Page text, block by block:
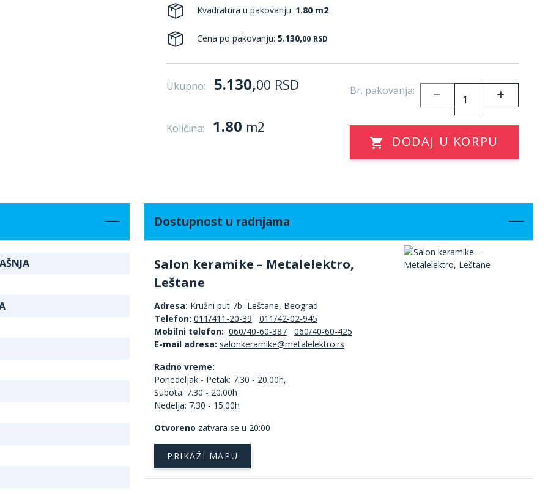
Kvadratura u pakovanju: 1.80 m2
Cena po pakovanju: 5.130,00 RSD
Ukupno: 5.130,00 RSD Br. pakovanja:
Količina: 1.80 m2
DODAJ U KORPU
Dostupnost u radnjama
Salon keramike – Metalelektro,
Leštane
Adresa: Kružni put 7b Leštane, Beograd
Telefon: 011/411-20-39
011/42-02-945
Mobilni telefon: 060/40-60-387
060/40-60-425
E-mail adresa:
Radno vreme:
Ponedeljak - Petak: 7.30 - 20.00h,
Subota: 7.30 - 20.00h
Nedelja: 7.30 - 15.00h
Otvoreno zatvara se u 20:00
PRIKAŽI MAPU